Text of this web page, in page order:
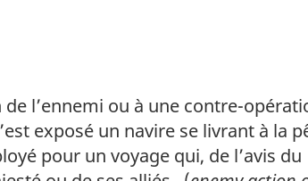
l’ennemi ou à une contre-
exposé un navire se livrant à la
pour un voyage qui, de l’avis du